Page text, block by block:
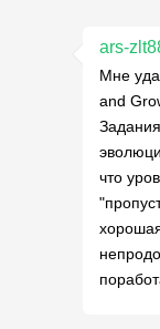
ars-
Мне
and
что